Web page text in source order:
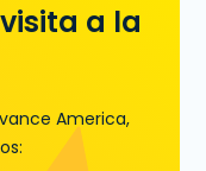
a la
America,